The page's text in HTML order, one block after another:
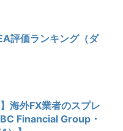
評価ランキング（ダ
海外FX業者のスプレ
Financial Group・